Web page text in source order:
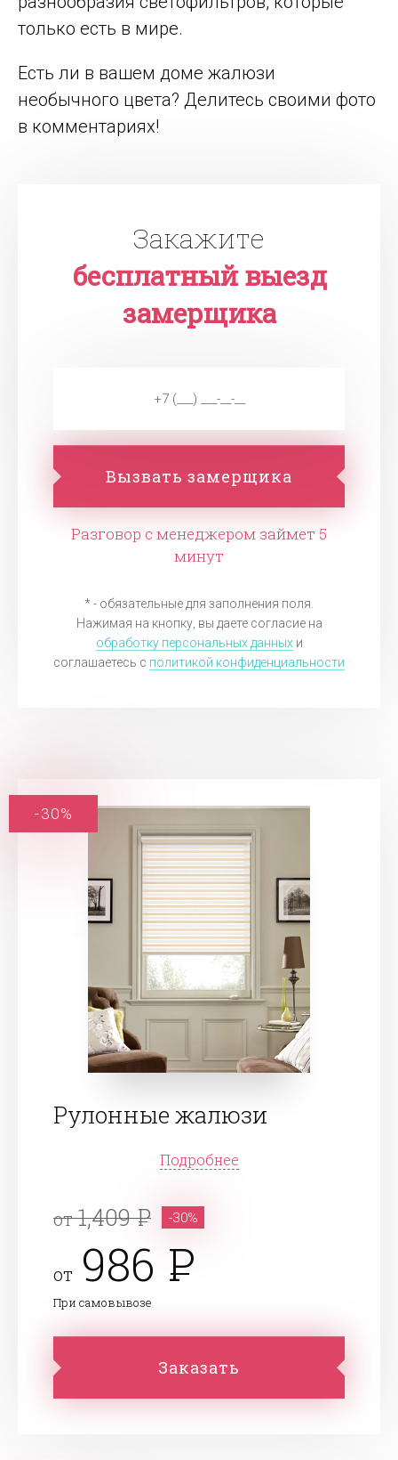
только есть в мире.
Есть ли в вашем доме жалюзи
необычного цвета? Делитесь своими фото
в комментариях!
Закажите
бесплатный выезд
замерщика
Вызвать замерщика
Разговор с менеджером займет 5
минут
* - обязательные для заполнения поля.
Нажимая на кнопку, вы даете согласие на
обработку персональных данныхи
соглашаетесь c политикой конфиденциальности
Рулонные жалюзи
Подробнее
от1,409 -30%
от 986
При самовывозе
Заказать
-30%